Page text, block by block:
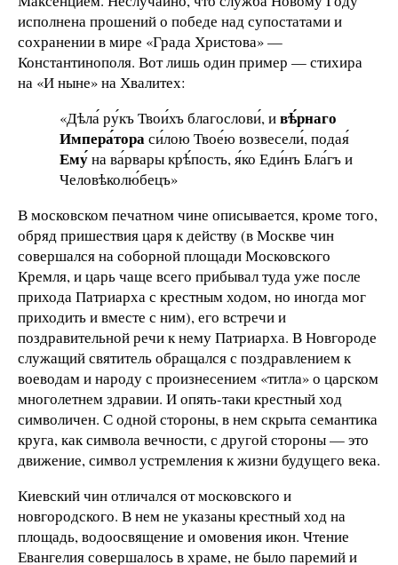
исполнена прошений о победе над супостатами и
сохранении в мире «Града Христова» —
Константинополя. Вот лишь один пример — стихира
на «И ныне» на Хвалитех:
«Дѣла́ ру́къ Твои́хъ благослови́, ивѣ́рнаго
Импера́тораси́лою Твое́ю возвесели́, подая́
Ему́на ва́рвары крѣ́пость, я́ко Еди́нъ Бла́гъ и
Человѣколю́бецъ»
В московском печатном чине описывается, кроме того,
обряд пришествия царя к действу (в Москве чин
совершался на соборной площади Московского
Кремля, и царь чаще всего прибывал туда уже после
прихода Патриарха с крестным ходом, но иногда мог
приходить и вместе с ним), его встречи и
поздравительной речи к нему Патриарха. В Новгороде
служащий святитель обращался с поздравлением к
воеводам и народу с произнесением «титла» о царском
многолетнем здравии. И опять-таки крестный ход
символичен. С одной стороны, в нем скрыта семантика
круга, как символа вечности, с другой стороны — это
движение, символ устремления к жизни будущего века.
Киевский чин отличался от московского и
новгородского. В нем не указаны крестный ход на
площадь, водоосвящение и омовения икон. Чтение
Евангелия совершалось в храме, не было паремий и